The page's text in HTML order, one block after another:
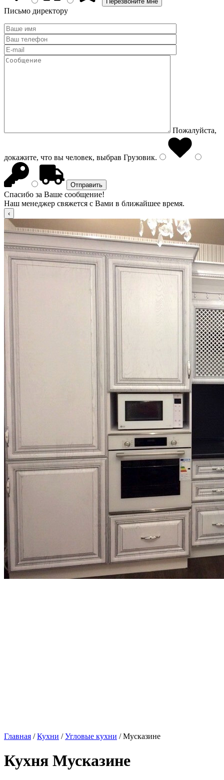
Письмо директору
Пожалуйста,
докажите, что вы человек, выбрав Грузовик.
Спасибо за Ваше сообщение!
Наш менеджер свяжется с Вами в ближайшее время.
Главная /Кухни /Угловые кухни / Мусказине
Кухня Мусказине